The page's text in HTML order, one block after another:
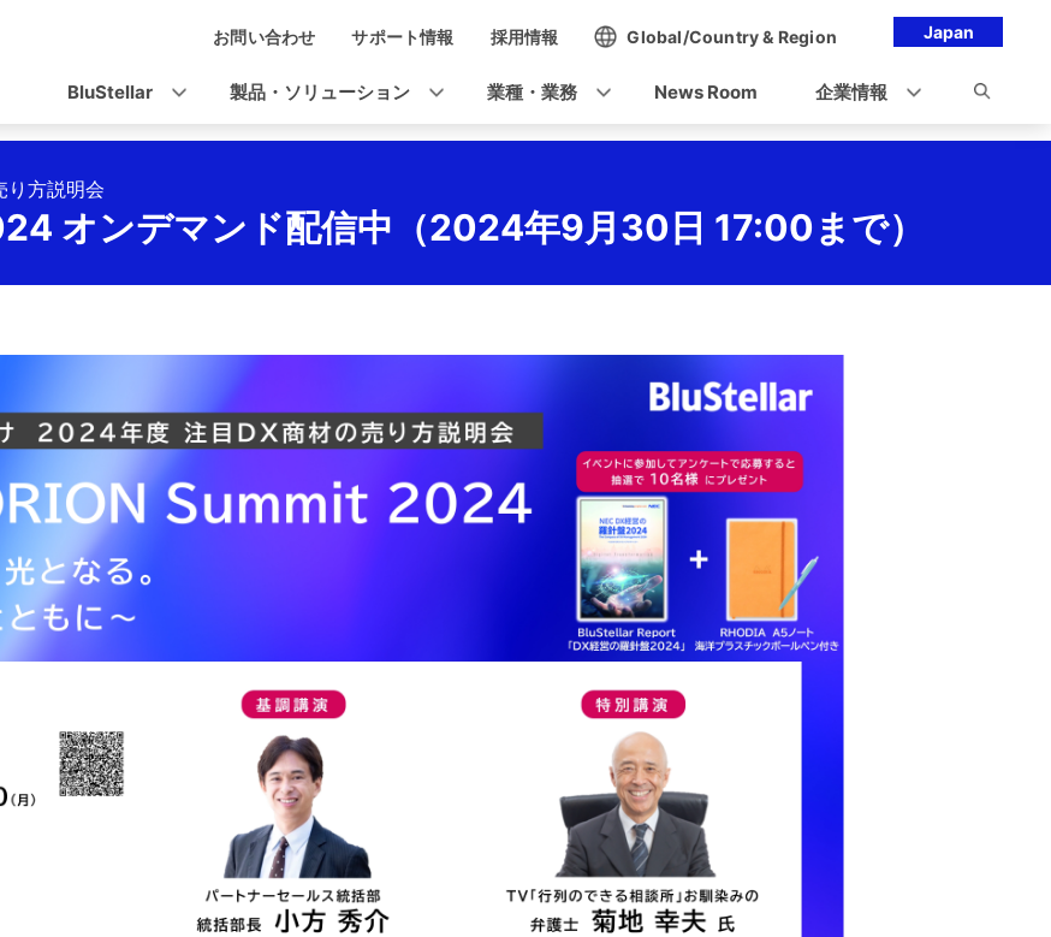
Japan
ゲ
ー
シ
お問い合わせ サポート情報 採用情報 Global/Country & Region
BluStellar 製品・ソリューション 業種・業務 News Room 企業情報
オンデマンド配信中（2024年9月30日 17:00まで）
方説明会